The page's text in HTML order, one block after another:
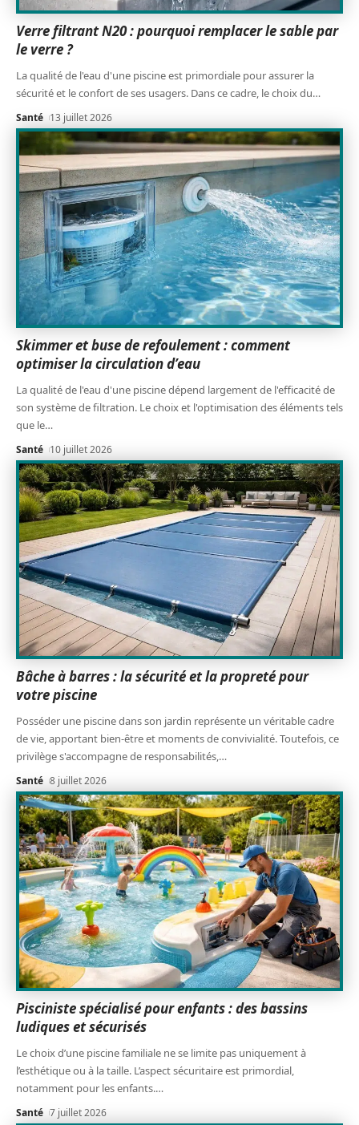
Verre filtrant N20 : pourquoi remplacer le sable par
le verre ?
La qualité de l'eau d'une piscine est primordiale pour assurer la
sécurité et le confort de ses usagers. Dans ce cadre, le choix du…
Santé 13 juillet 2026
Skimmer et buse de refoulement : comment
optimiser la circulation d’eau
La qualité de l'eau d'une piscine dépend largement de l'efficacité de
son système de filtration. Le choix et l'optimisation des éléments tels
que le…
Santé 10 juillet 2026
Bâche à barres : la sécurité et la propreté pour
votre piscine
Posséder une piscine dans son jardin représente un véritable cadre
de vie, apportant bien-être et moments de convivialité. Toutefois, ce
privilège s'accompagne de responsabilités,…
Santé 8 juillet 2026
Pisciniste spécialisé pour enfants : des bassins
ludiques et sécurisés
Le choix d’une piscine familiale ne se limite pas uniquement à
l’esthétique ou à la taille. L’aspect sécuritaire est primordial,
notamment pour les enfants.…
Santé 7 juillet 2026